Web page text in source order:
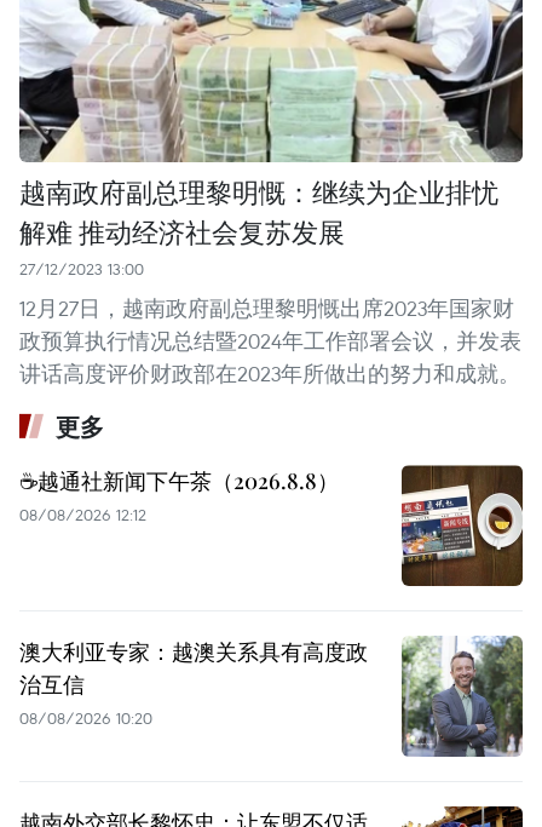
越南政府副总理黎明慨：继续为企业排忧
解难 推动经济社会复苏发展
27/12/2023 13:00
12月27日，越南政府副总理黎明慨出席2023年国家财
政预算执行情况总结暨2024年工作部署会议，并发表
讲话高度评价财政部在2023年所做出的努力和成就。
更多
☕️越通社新闻下午茶（2026.8.8）
08/08/2026 12:12
澳大利亚专家：越澳关系具有高度政
治互信
08/08/2026 10:20